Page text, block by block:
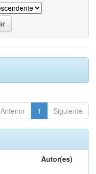
Anterior 1 Siguiente
Autor(es)